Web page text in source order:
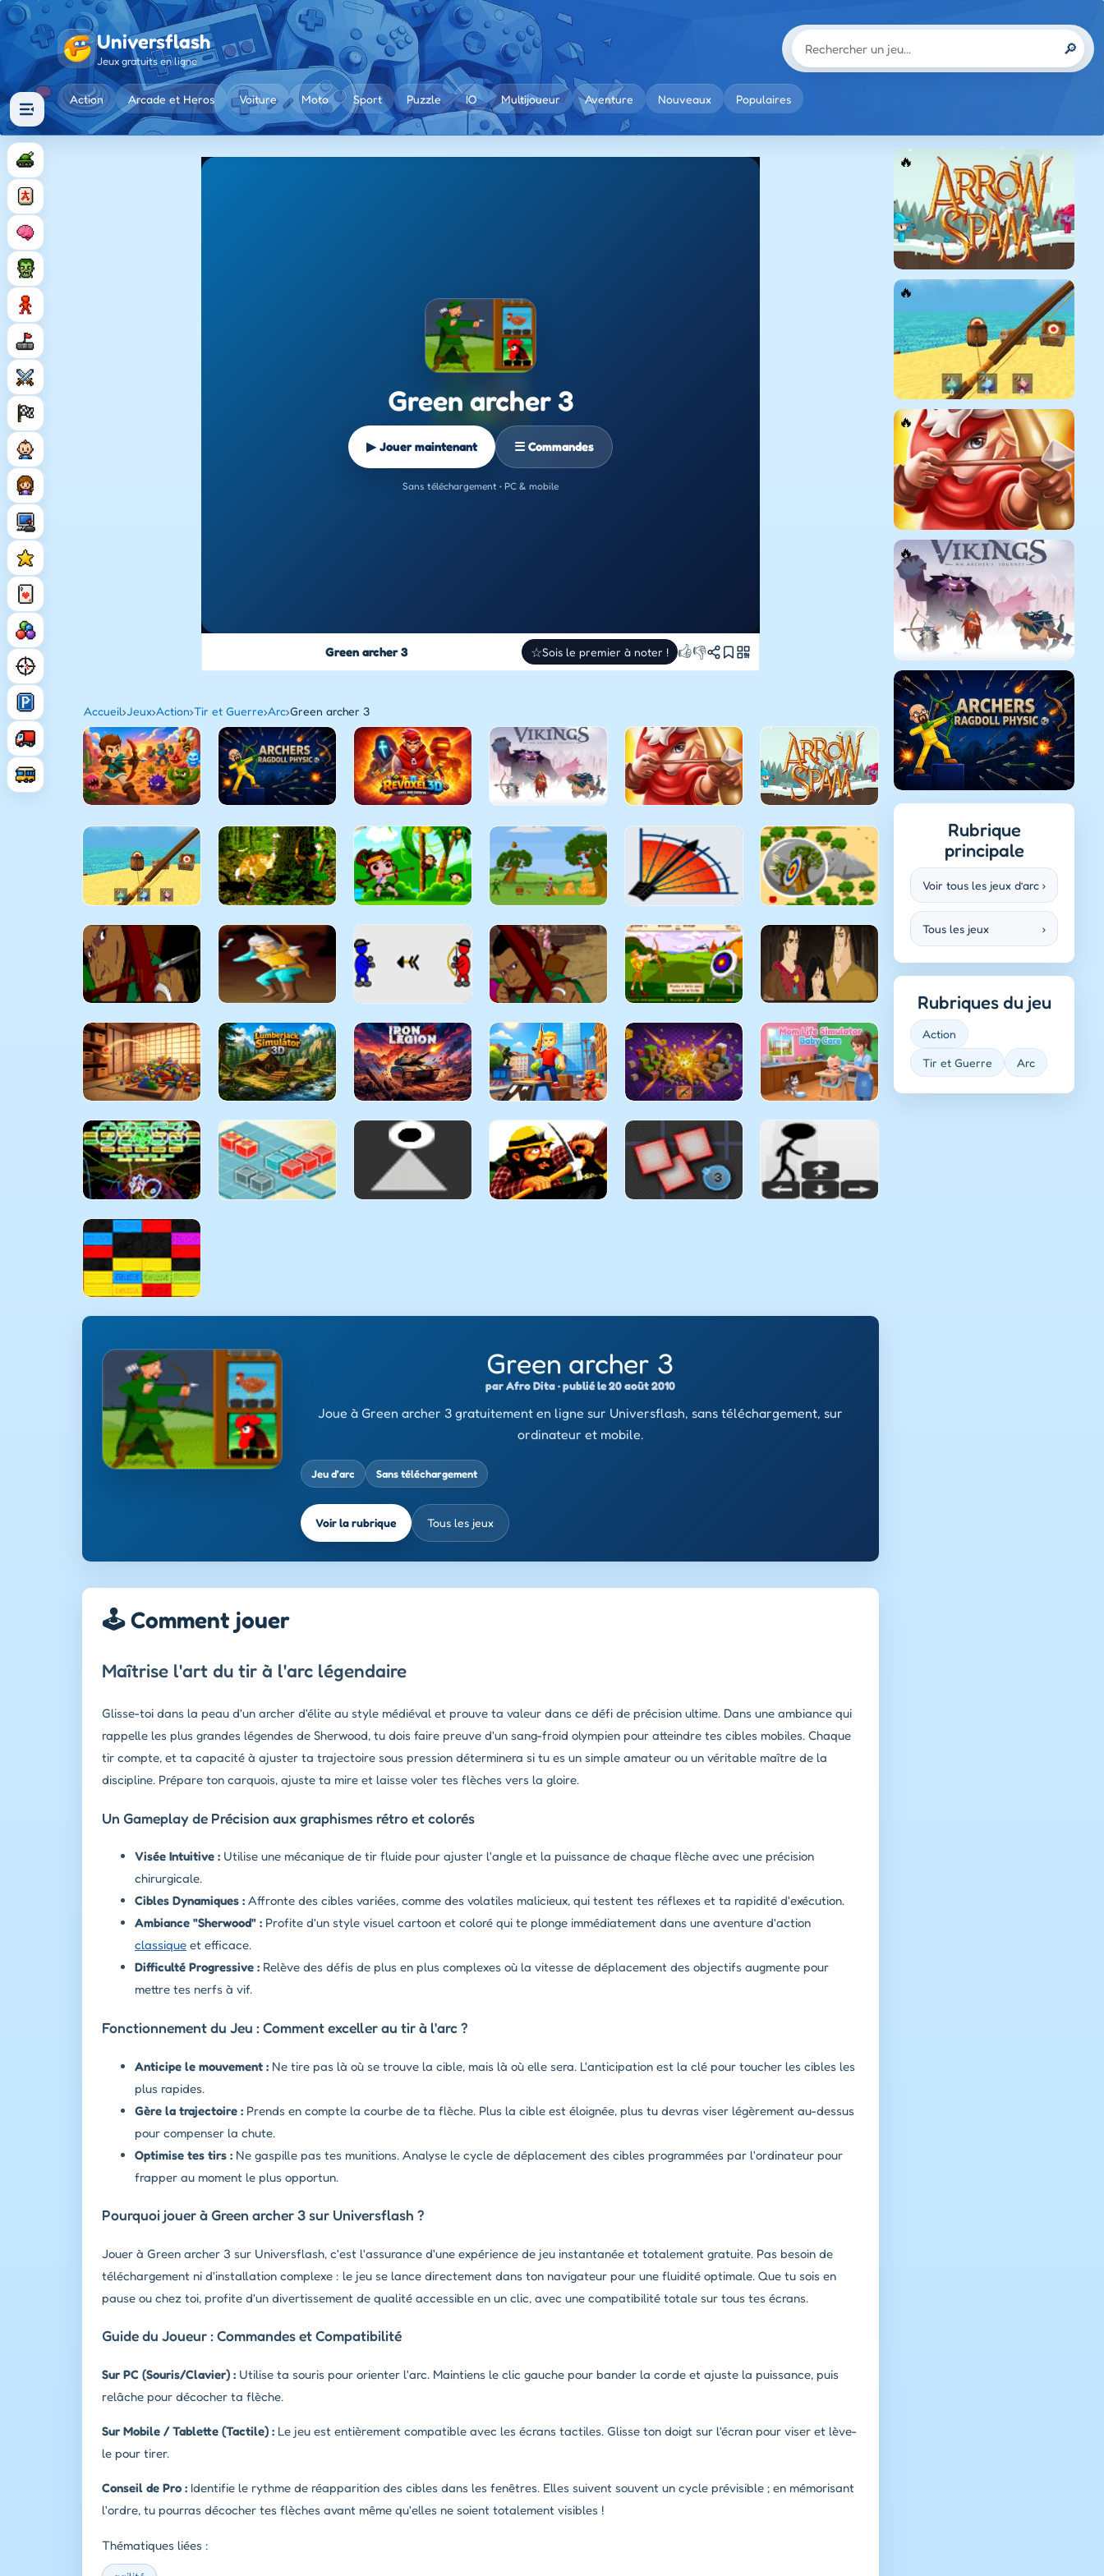
Universflash
Jeux gratuits en ligne
🔎
Action Arcade et Heros Voiture Moto Sport Puzzle IO Multijoueur Aventure Nouveaux Populaires
Green archer 3
▶ Jouer maintenant ☰ Commandes
Sans téléchargement • PC & mobile
Green archer 3 ☆Sois le premier à noter ! 👍👎
Accueil›Jeux›Action›Tir et Guerre›Arc›Green archer 3
Green archer 3
par Afro Dita · publié le 20 août 2010
Joue à Green archer 3 gratuitement en ligne sur Universflash, sans téléchargement, sur
ordinateur et mobile.
Jeu d’arc Sans téléchargement
Voir la rubrique Tous les jeux
🕹️ Comment jouer
Maîtrise l'art du tir à l'arc légendaire
Glisse-toi dans la peau d'un archer d'élite au style médiéval et prouve ta valeur dans ce défi de précision ultime. Dans une ambiance qui
rappelle les plus grandes légendes de Sherwood, tu dois faire preuve d'un sang-froid olympien pour atteindre tes cibles mobiles. Chaque
tir compte, et ta capacité à ajuster ta trajectoire sous pression déterminera si tu es un simple amateur ou un véritable maître de la
discipline. Prépare ton carquois, ajuste ta mire et laisse voler tes flèches vers la gloire.
Un Gameplay de Précision aux graphismes rétro et colorés
Visée Intuitive : Utilise une mécanique de tir fluide pour ajuster l'angle et la puissance de chaque flèche avec une précision
chirurgicale.
Cibles Dynamiques : Affronte des cibles variées, comme des volatiles malicieux, qui testent tes réflexes et ta rapidité d'exécution.
Ambiance "Sherwood" : Profite d'un style visuel cartoon et coloré qui te plonge immédiatement dans une aventure d'action
classique et efficace.
Difficulté Progressive : Relève des défis de plus en plus complexes où la vitesse de déplacement des objectifs augmente pour
mettre tes nerfs à vif.
Fonctionnement du Jeu : Comment exceller au tir à l'arc ?
Anticipe le mouvement : Ne tire pas là où se trouve la cible, mais là où elle sera. L'anticipation est la clé pour toucher les cibles les
plus rapides.
Gère la trajectoire : Prends en compte la courbe de ta flèche. Plus la cible est éloignée, plus tu devras viser légèrement au-dessus
pour compenser la chute.
Optimise tes tirs : Ne gaspille pas tes munitions. Analyse le cycle de déplacement des cibles programmées par l'ordinateur pour
frapper au moment le plus opportun.
Pourquoi jouer à Green archer 3 sur Universflash ?
Jouer à Green archer 3 sur Universflash, c'est l'assurance d'une expérience de jeu instantanée et totalement gratuite. Pas besoin de
téléchargement ni d'installation complexe : le jeu se lance directement dans ton navigateur pour une fluidité optimale. Que tu sois en
pause ou chez toi, profite d'un divertissement de qualité accessible en un clic, avec une compatibilité totale sur tous tes écrans.
Guide du Joueur : Commandes et Compatibilité
Sur PC (Souris/Clavier) : Utilise ta souris pour orienter l'arc. Maintiens le clic gauche pour bander la corde et ajuste la puissance, puis
relâche pour décocher ta flèche.
Sur Mobile / Tablette (Tactile) : Le jeu est entièrement compatible avec les écrans tactiles. Glisse ton doigt sur l'écran pour viser et lève-
le pour tirer.
Conseil de Pro : Identifie le rythme de réapparition des cibles dans les fenêtres. Elles suivent souvent un cycle prévisible ; en mémorisant
l'ordre, tu pourras décocher tes flèches avant même qu'elles ne soient totalement visibles !
Thématiques liées :
Rubrique
principale
Voir tous les jeux d’arc ›
Tous les jeux ›
Rubriques du jeu
Action
Tir et Guerre Arc